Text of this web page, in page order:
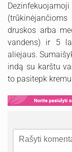
druskos arba
vandens) ir 5
aliejaus.
indą su karštu
to pasitepk kremu.